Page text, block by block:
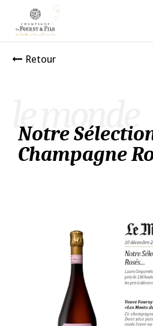
Retour
le monde
Notre
Champagne